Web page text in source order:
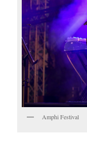
Amphi Festival